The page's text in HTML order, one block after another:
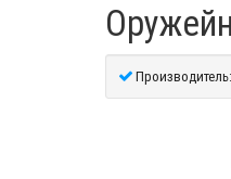
Производитель: